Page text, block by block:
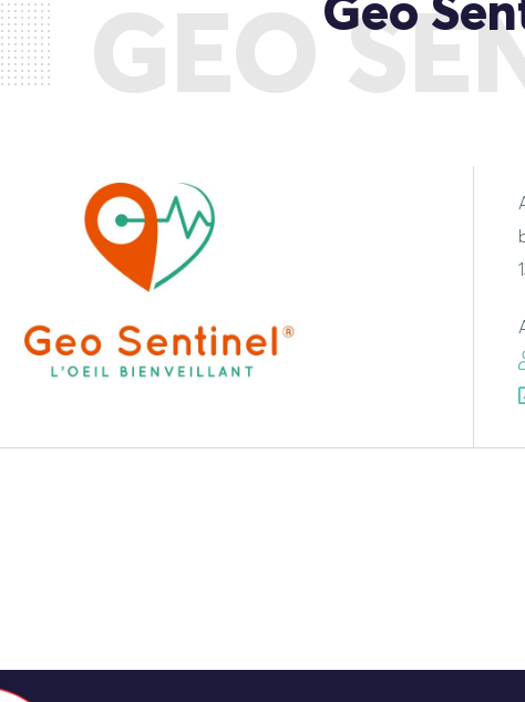
GEOGeo